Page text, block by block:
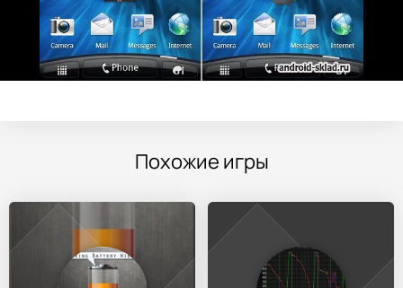
Похожие игры